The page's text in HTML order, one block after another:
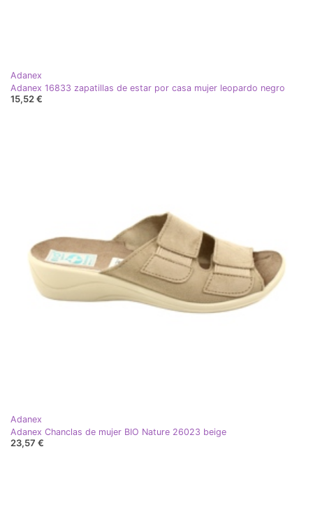
Adanex
Adanex 16833 zapatillas de estar por casa mujer leopardo negro
15,52 €
Adanex
Adanex Chanclas de mujer BIO Nature 26023 beige
23,57 €